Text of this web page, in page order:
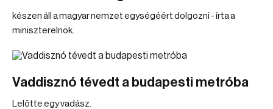
készen áll a magyar nemzet egységéért dolgozni - írta a
miniszterelnök.
Vaddisznó tévedt a budapesti metróba
Lelőtte egy vadász.